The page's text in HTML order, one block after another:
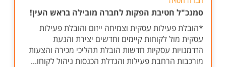
סמנכ"ל חטיבת הפקות לחברה מובילה בראש העין!
*הובלת פעילות עסקית וצמיחה ייזום והובלת פעילות
עסקית מול לקוחות קיימים וחדשים יצירת והנעת
הזדמנויות עסקיות חדשות הובלת תהליכי מכירה והצעות
מורכבות הרחבת פעילות והגדלת הכנסות ניהול לקוחו...